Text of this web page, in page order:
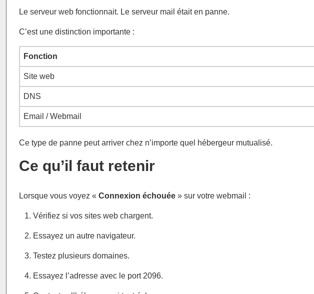
Le serveur web fonctionnait. Le serveur mail était en panne.
C’est une distinction importante :
Fonction
Site web
DNS
Email / Webmail
Ce type de panne peut arriver chez n’importe quel hébergeur mutualisé.
Ce qu’il faut retenir
Lorsque vous voyez « Connexion échouée » sur votre webmail :
Vérifiez si vos sites web chargent.
Essayez un autre navigateur.
Testez plusieurs domaines.
Essayez l’adresse avec le port 2096.